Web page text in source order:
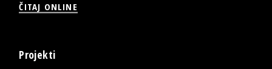
ČITAJ ONLINE
Projekti